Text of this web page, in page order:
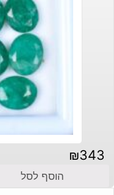
₪343
הוסף לסל